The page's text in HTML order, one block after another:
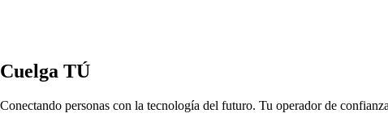
Cuelga TÚ
Conectando personas con la tecnología del futuro. Tu operador de